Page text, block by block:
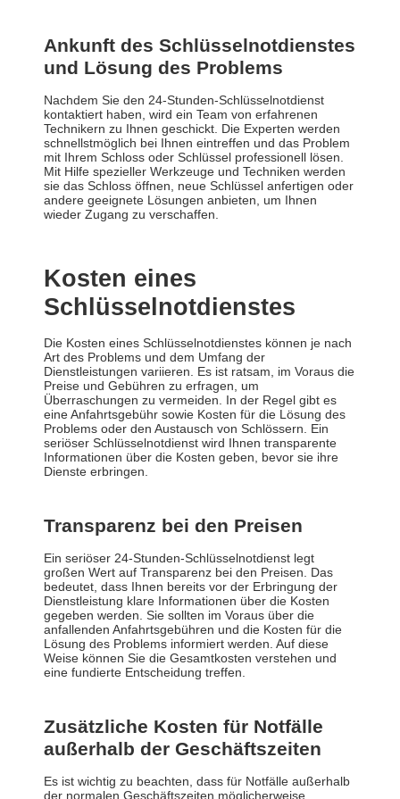
Ankunft des Schlüsselnotdienstes
und Lösung des Problems
Nachdem Sie den 24-Stunden-Schlüsselnotdienst
kontaktiert haben, wird ein Team von erfahrenen
Technikern zu Ihnen geschickt. Die Experten werden
schnellstmöglich bei Ihnen eintreffen und das Problem
mit Ihrem Schloss oder Schlüssel professionell lösen.
Mit Hilfe spezieller Werkzeuge und Techniken werden
sie das Schloss öffnen, neue Schlüssel anfertigen oder
andere geeignete Lösungen anbieten, um Ihnen
wieder Zugang zu verschaffen.
Kosten eines
Schlüsselnotdienstes
Die Kosten eines Schlüsselnotdienstes können je nach
Art des Problems und dem Umfang der
Dienstleistungen variieren. Es ist ratsam, im Voraus die
Preise und Gebühren zu erfragen, um
Überraschungen zu vermeiden. In der Regel gibt es
eine Anfahrtsgebühr sowie Kosten für die Lösung des
Problems oder den Austausch von Schlössern. Ein
seriöser Schlüsselnotdienst wird Ihnen transparente
Informationen über die Kosten geben, bevor sie ihre
Dienste erbringen.
Transparenz bei den Preisen
Ein seriöser 24-Stunden-Schlüsselnotdienst legt
großen Wert auf Transparenz bei den Preisen. Das
bedeutet, dass Ihnen bereits vor der Erbringung der
Dienstleistung klare Informationen über die Kosten
gegeben werden. Sie sollten im Voraus über die
anfallenden Anfahrtsgebühren und die Kosten für die
Lösung des Problems informiert werden. Auf diese
Weise können Sie die Gesamtkosten verstehen und
eine fundierte Entscheidung treffen.
Zusätzliche Kosten für Notfälle
außerhalb der Geschäftszeiten
Es ist wichtig zu beachten, dass für Notfälle außerhalb
der normalen Geschäftszeiten möglicherweise